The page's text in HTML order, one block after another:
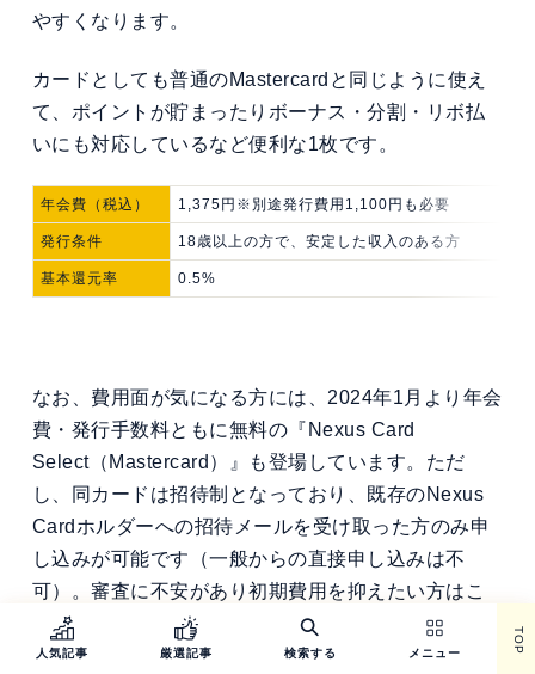
やすくなります。
カードとしても普通のMastercardと同じように使え
て、ポイントが貯まったりボーナス・分割・リボ払
いにも対応しているなど便利な1枚です。
年会費（税込） 1,375円※別途発行費用1,100円も必要
発行条件 18歳以上の方で、安定した収入のある方
基本還元率 0.5%
なお、費用面が気になる方には、2024年1月より年会
費・発行手数料ともに無料の『Nexus Card
Select（Mastercard）』も登場しています。ただ
し、同カードは招待制となっており、既存のNexus
Cardホルダーへの招待メールを受け取った方のみ申
し込みが可能です（一般からの直接申し込みは不
可）。審査に不安があり初期費用を抑えたい方はこ
ちらも選択肢として検討してみてください。※最新
情報は公式サイトをご確認ください。
人気記事 厳選記事 検索する メニュー TOP